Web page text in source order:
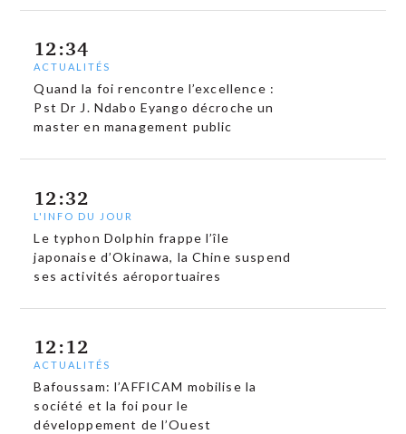
12:34
ACTUALITÉS
Quand la foi rencontre l’excellence :
Pst Dr J. Ndabo Eyango décroche un
master en management public
12:32
L'INFO DU JOUR
Le typhon Dolphin frappe l’île
japonaise d’Okinawa, la Chine suspend
ses activités aéroportuaires
12:12
ACTUALITÉS
Bafoussam: l’AFFICAM mobilise la
société et la foi pour le
développement de l’Ouest